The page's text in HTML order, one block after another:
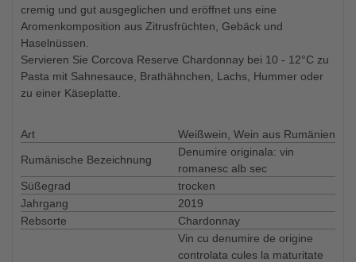
cremig und gut ausgeglichen und eröffnet uns eine
Aromenkomposition aus Zitrusfrüchten, Gebäck und
Haselnüssen.
Servieren Sie Corcova Reserve Chardonnay bei 10 - 12°C zu
Pasta mit Sahnesauce, Brathähnchen, Lachs, Hummer oder
zu einer Käseplatte.
Art
Weißwein, Wein aus Rumänien
Rumänische Bezeichnung
Denumire originala: vin
romanesc alb sec
Süßegrad
trocken
Jahrgang
2019
Rebsorte
Chardonnay
Vin cu denumire de origine
controlata cules la maturitate